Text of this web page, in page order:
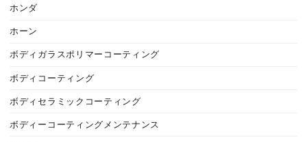
ホンダ
ホーン
ボディガラスポリマーコーティング
ボディコーティング
ボディセラミックコーティング
ボディーコーティングメンテナンス